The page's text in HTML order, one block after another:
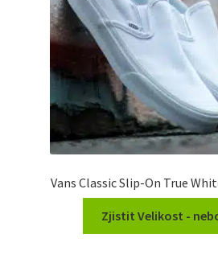
Vans Classic Slip-On True
Zjistit Velikost -